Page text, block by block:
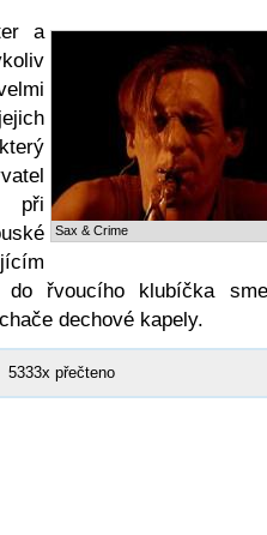
Sax & Crime
a
při
do řvoucího klubíčka
dechové kapely.
5333x přečteno